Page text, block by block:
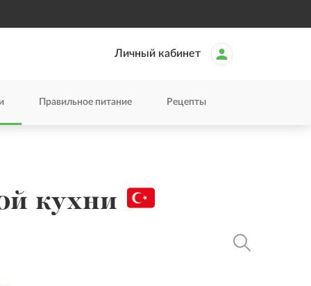
Личный кабинет
Правильное питание Рецепты
кухни